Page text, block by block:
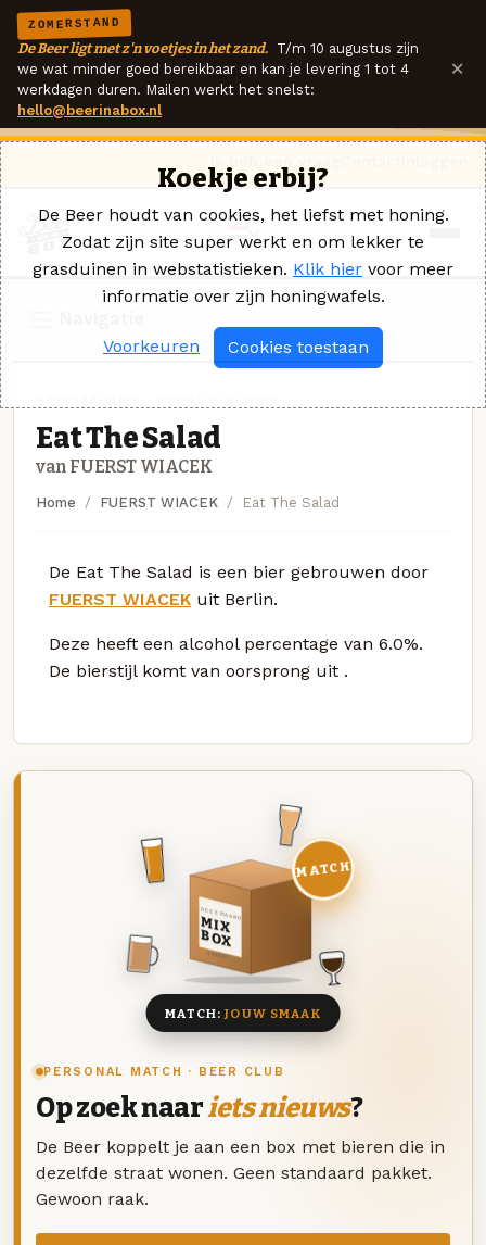
ZOMERSTAND
De Beer ligt met z'n voetjes in het zand. T/m 10 augustus zijn
we wat minder goed bereikbaar en kan je levering 1 tot 4
werkdagen duren. Mailen werkt het snelst:
hello@beerinabox.nl
×
Eat The Salad
van FUERST WIACEK
Home FUERST WIACEK Eat The Salad
De Eat The Salad is een bier gebrouwen door
FUERST WIACEK uit Berlin.
Deze heeft een alcohol percentage van 6.0%.
De bierstijl komt van oorsprong uit .
PERSONAL MATCH · BEER CLUB
Op zoek naariets nieuws?
De Beer koppelt je aan een box met bieren die in
dezelfde straat wonen. Geen standaard pakket.
Gewoon raak.
DEZE MAAND
MIX
BOX
8 BIEREN
MATCH
MATCH:JOUW SMAAK
Koekje erbij?
De Beer houdt van cookies, het liefst met honing.
Zodat zijn site super werkt en om lekker te
grasduinen in webstatistieken. Klik hier voor meer
informatie over zijn honingwafels.
Voorkeuren Cookies toestaan